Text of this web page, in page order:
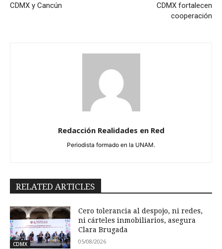
CDMX y Cancún
CDMX fortalecen
cooperación
Redacción Realidades en Red
Periodista formado en la UNAM.
RELATED ARTICLES
CDMX
Cero tolerancia al despojo, ni redes,
ni cárteles inmobiliarios, asegura
Clara Brugada
05/08/2026